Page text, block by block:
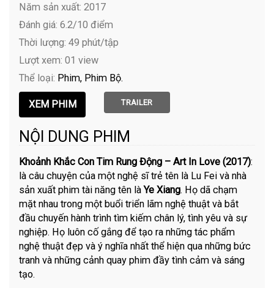
Năm sản xuất: 2017
Đánh giá: 6.2/10 điểm
Thời lượng: 49 phút/tập
Lượt xem: 01 view
Thể loại: Phim Phim Bộ
TRAILER
NỘI DUNG PHIM
Khoảnh Khắc Con Tim Rung Động – Art In Love (2017):
là câu chuyện của một nghệ sĩ trẻ tên là Lu Fei và nhà
sản xuất phim tài năng tên làYe Xiang. Họ dã chạm
mặt nhau trong một buổi triển lãm nghệ thuật và bắt
đầu chuyến hành trình tìm kiếm chân lý, tình yêu và sự
nghiệp. Họ luôn cố gắng để tạo ra những tác phẩm
nghệ thuật đẹp và ý nghĩa nhất thể hiện qua những bức
tranh và những cảnh quay phim đầy tình cảm và sáng
tạo.